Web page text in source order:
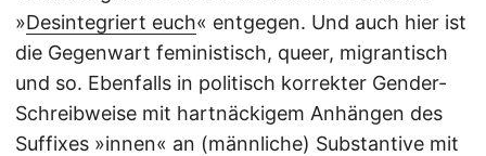
»Desintegriert euch« entgegen. Und auch hier ist
die Gegenwart feministisch, queer, migrantisch
und so. Ebenfalls in politisch korrekter Gender-
Schreibweise mit hartnäckigem Anhängen des
Suffixes »innen« an (männliche) Substantive mit